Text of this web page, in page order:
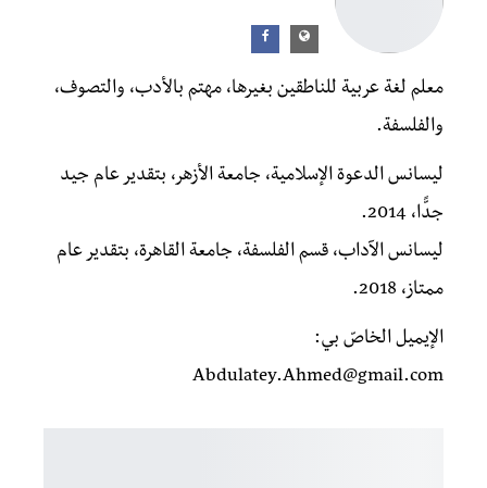
معلم لغة عربية للناطقين بغيرها، مهتم بالأدب، والتصوف،
والفلسفة.
ليسانس الدعوة الإسلامية، جامعة الأزهر، بتقدير عام جيد
جدًّا، 2014.
ليسانس الآداب، قسم الفلسفة، جامعة القاهرة، بتقدير عام
ممتاز، 2018.
الإيميل الخاصّ بي:
Abdulatey.Ahmed@gmail.com